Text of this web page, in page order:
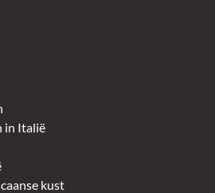
in Italië
kust